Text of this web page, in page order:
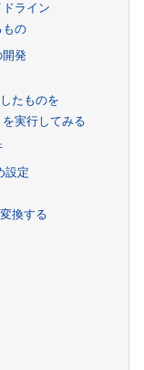
ドライン
もの
開発
たものを
実行してみる
設定
換する